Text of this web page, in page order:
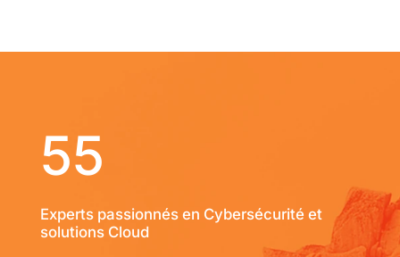
55
Experts passionnés en Cybersécurité et
solutions Cloud